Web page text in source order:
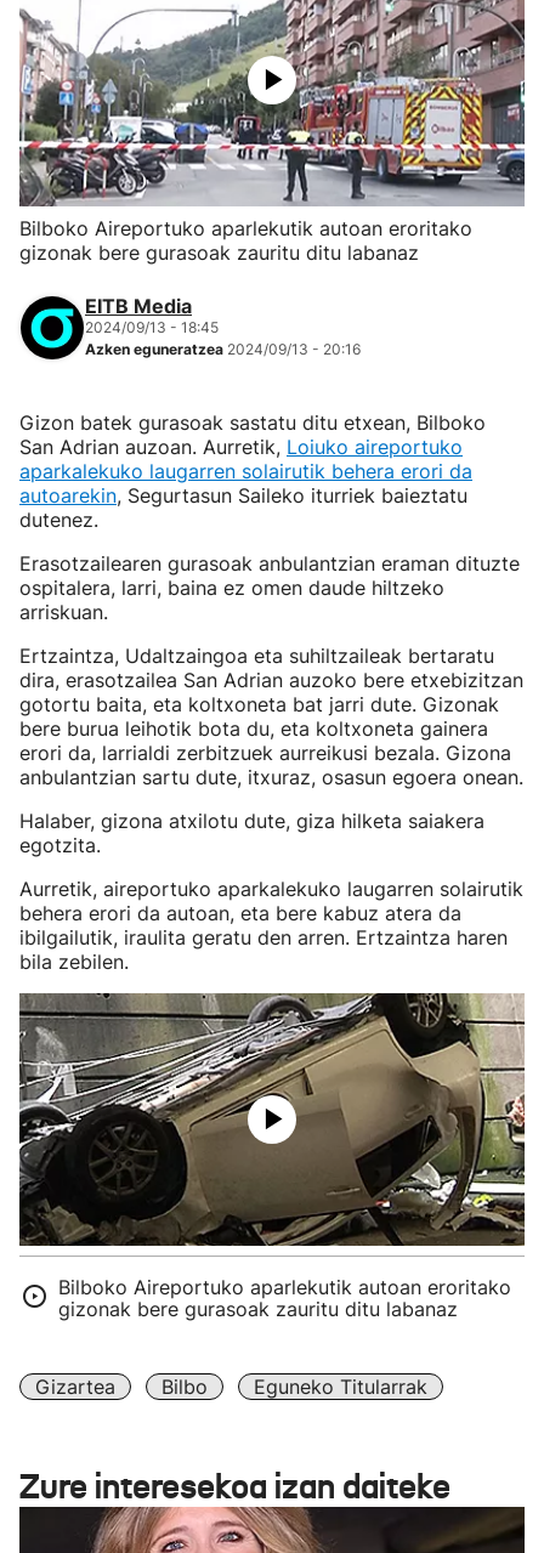
Bilboko Aireportuko aparlekutik autoan eroritako
gizonak bere gurasoak zauritu ditu labanaz
EITB Media
2024/09/13 - 18:45
Azken eguneratzea 2024/09/13 - 20:16
Gizon batek gurasoak sastatu ditu etxean, Bilboko
San Adrian auzoan. Aurretik, Loiuko aireportuko
aparkalekuko laugarren solairutik behera erori da
autoarekin, Segurtasun Saileko iturriek baieztatu
dutenez.
Erasotzailearen gurasoak anbulantzian eraman dituzte
ospitalera, larri, baina ez omen daude hiltzeko
arriskuan.
Ertzaintza, Udaltzaingoa eta suhiltzaileak bertaratu
dira, erasotzailea San Adrian auzoko bere etxebizitzan
gotortu baita, eta koltxoneta bat jarri dute. Gizonak
bere burua leihotik bota du, eta koltxoneta gainera
erori da, larrialdi zerbitzuek aurreikusi bezala. Gizona
anbulantzian sartu dute, itxuraz, osasun egoera onean.
Halaber, gizona atxilotu dute, giza hilketa saiakera
egotzita.
Aurretik, aireportuko aparkalekuko laugarren solairutik
behera erori da autoan, eta bere kabuz atera da
ibilgailutik, iraulita geratu den arren. Ertzaintza haren
bila zebilen.
Bilboko Aireportuko aparlekutik autoan eroritako
gizonak bere gurasoak zauritu ditu labanaz
Gizartea Bilbo Eguneko Titularrak
Zure interesekoa izan daiteke